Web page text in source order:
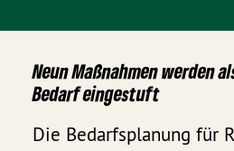
Neun Maßnahmen werden
Bedarf eingestuft
Die Bedarfsplanung für